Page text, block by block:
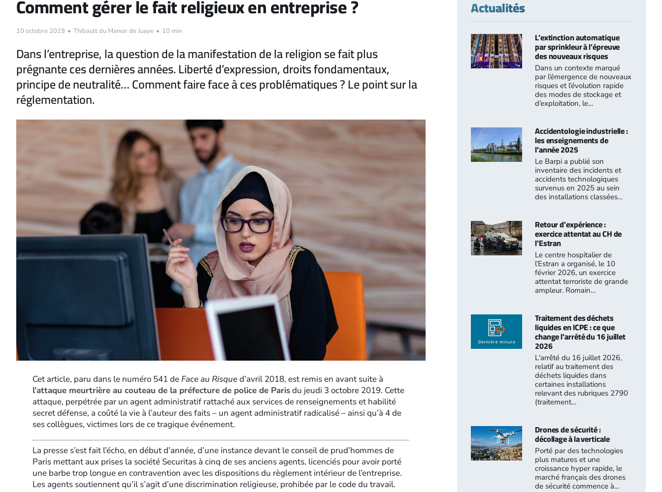
Comment gérer le fait religieux en entreprise ?
10 octobre 2019 • Thibault du Manoir de Juaye • 10 min
Dans l’entreprise, la question de la manifestation de la religion se fait plus
prégnante ces dernières années. Liberté d’expression, droits fondamentaux,
principe de neutralité… Comment faire face à ces problématiques ? Le point sur la
réglementation.
Cet article, paru dans le numéro 541 de Face au Risqued’avril 2018, est remis en avant suite à
l’attaque meurtrière au couteau de la préfecture de police de Parisdu jeudi 3 octobre 2019. Cette
attaque, perpétrée par un agent administratif rattaché aux services de renseignements et habilité
secret défense, a coûté la vie à l’auteur des faits – un agent administratif radicalisé – ainsi qu’à 4 de
ses collègues, victimes lors de ce tragique événement.
La presse s’est fait l’écho, en début d’année, d’une instance devant le conseil de prud’hommes de
Paris mettant aux prises la société Securitas à cinq de ses anciens agents, licenciés pour avoir porté
une barbe trop longue en contravention avec les dispositions du règlement intérieur de l’entreprise.
Les agents soutiennent qu’il s’agit d’une discrimination religieuse, prohibée par le code du travail.
Actualités
L’extinction automatique
par sprinkleur à l’épreuve
des nouveaux risques
Dans un contexte marqué
par l’émergence de nouveaux
risques et l’évolution rapide
des modes de stockage et
d’exploitation, le…
Accidentologie industrielle :
les enseignements de
l’année 2025
Le Barpi a publié son
inventaire des incidents et
accidents technologiques
survenus en 2025 au sein
des installations classées…
Retour d’expérience :
exercice attentat au CH de
l’Estran
Le centre hospitalier de
l’Estran a organisé, le 10
février 2026, un exercice
attentat terroriste de grande
ampleur. Romain…
Traitement des déchets
liquides en ICPE : ce que
change l’arrêté du 16 juillet
2026
L'arrêté du 16 juillet 2026,
relatif au traitement des
déchets liquides dans
certaines installations
relevant des rubriques 2790
(traitement…
Drones de sécurité :
décollage à la verticale
Porté par des technologies
plus matures et une
croissance hyper rapide, le
marché français des drones
de sécurité commence à…